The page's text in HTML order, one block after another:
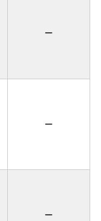
ー
ー
ー